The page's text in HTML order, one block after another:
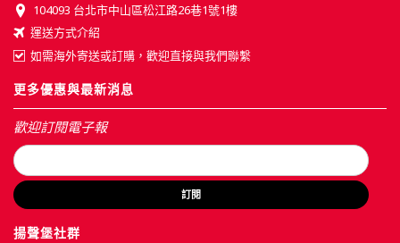
104093 台北市中山區松江路26巷1號1樓
運送方式介紹
如需海外寄送或訂購，歡迎直接與我們聯繫
更多優惠與最新消息
歡迎訂閱電子報
訂閱
揚聲堡社群